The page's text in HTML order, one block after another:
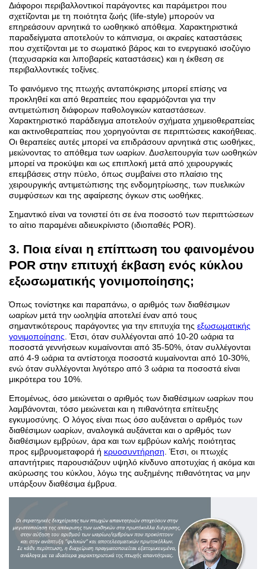
Διάφοροι περιβαλλοντικοί παράγοντες και παράμετροι που
σχετίζονται με τη ποιότητα ζωής (life-style) μπορούν να
επηρεάσουν αρνητικά το ωοθηκικό απόθεμα. Χαρακτηριστικά
παραδείγματα αποτελούν το κάπνισμα, οι ακραίες καταστάσεις
που σχετίζονται με το σωματικό βάρος και το ενεργειακό ισοζύγιο
(παχυσαρκία και λιποβαρείς καταστάσεις) και η έκθεση σε
περιβαλλοντικές τοξίνες.
Το φαινόμενο της πτωχής ανταπόκρισης μπορεί επίσης να
προκληθεί και από θεραπείες που εφαρμόζονται για την
αντιμετώπιση διάφορων παθολογικών καταστάσεων.
Χαρακτηριστικό παράδειγμα αποτελούν σχήματα χημειοθεραπείας
και ακτινοθεραπείας που χορηγούνται σε περιπτώσεις κακοήθειας.
Οι θεραπείες αυτές μπορεί να επιδράσουν αρνητικά στις ωοθήκες,
μειώνοντας το απόθεμα των ωαρίων. Δυσλειτουργία των ωοθηκών
μπορεί να προκύψει και ως επιπλοκή μετά από χειρουργικές
επεμβάσεις στην πύελο, όπως συμβαίνει στο πλαίσιο της
χειρουργικής αντιμετώπισης της ενδομητρίωσης, των πυελικών
συμφύσεων και της αφαίρεσης όγκων στις ωοθήκες.
Σημαντικό είναι να τονιστεί ότι σε ένα ποσοστό των περιπτώσεων
το αίτιο παραμένει αδιευκρίνιστο (ιδιοπαθές POR).
3. Ποια είναι η επίπτωση του φαινομένου
POR στην επιτυχή έκβαση ενός κύκλου
εξωσωματικής γονιμοποίησης;
Όπως τονίστηκε και παραπάνω, ο αριθμός των διαθέσιμων
ωαρίων μετά την ωοληψία αποτελεί έναν από τους
σημαντικότερους παράγοντες για την επιτυχία της εξωσωματικής
γονιμοποίησης . Έτσι, όταν συλλέγονται από 10-20 ωάρια τα
ποσοστά γεννήσεων κυμαίνονται από 35-50%, όταν συλλέγονται
από 4-9 ωάρια τα αντίστοιχα ποσοστά κυμαίνονται από 10-30%,
ενώ όταν συλλέγονται λιγότερο από 3 ωάρια τα ποσοστά είναι
μικρότερα του 10%.
Επομένως, όσο μειώνεται ο αριθμός των διαθέσιμων ωαρίων που
λαμβάνονται, τόσο μειώνεται και η πιθανότητα επίτευξης
εγκυμοσύνης. Ο λόγος είναι πως όσο αυξάνεται ο αριθμός των
διαθέσιμων ωαρίων, αναλογικά αυξάνεται και ο αριθμός των
διαθέσιμων εμβρύων, άρα και των εμβρύων καλής ποιότητας
προς εμβρυομεταφορά ή κρυοσυντήρηση . Έτσι, οι πτωχές
απαντήτριες παρουσιάζουν υψηλό κίνδυνο αποτυχίας ή ακόμα και
ακύρωσης του κύκλου, λόγω της αυξημένης πιθανότητας να μην
υπάρξουν διαθέσιμα έμβρυα.